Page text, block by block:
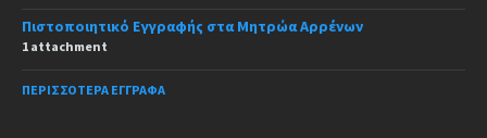
Πιστοποιητικό Εγγραφής στα Μητρώα Αρρένων
1 attachment
ΠΕΡΙΣΣΌΤΕΡΑ ΈΓΓΡΑΦΑ